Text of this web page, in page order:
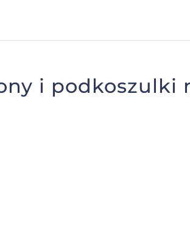
i podkoszulki